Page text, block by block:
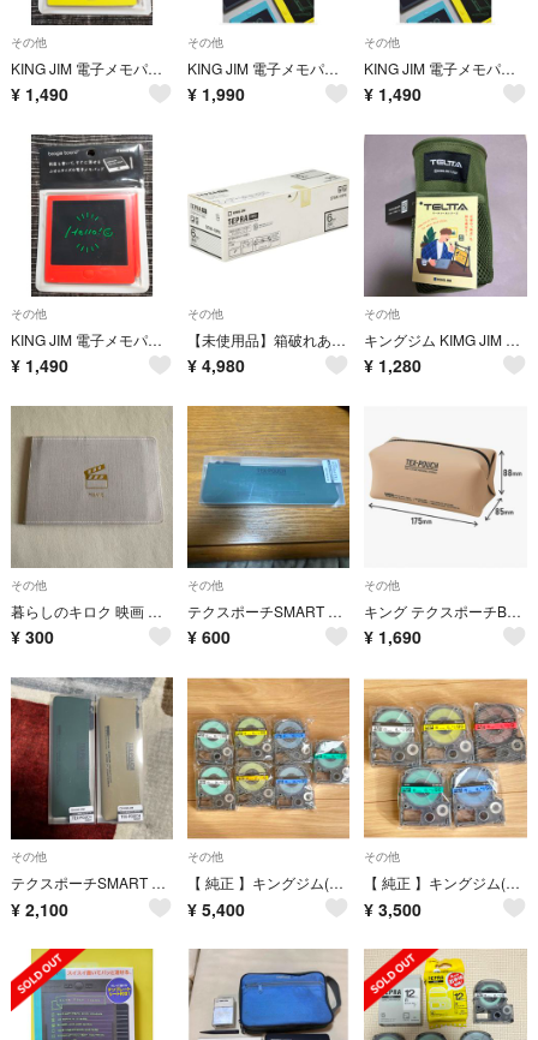
その他
KING JIM 電子メモパッド イエロー
¥ 1,490
その他
KING JIM 電子メモパッド ブルー
¥ 1,990
その他
KING JIM 電子メモパッド イエロー
¥ 1,490
その他
KING JIM 電子メモパッド ORANGE
¥ 1,490
その他
【未使用品】箱破れあり キングジム テプラPROテープカートリッジ エコパック10個入 6mm 透明ラベル/黒文字 長さ8m ST6K-10PN
¥ 4,980
その他
キングジム KIMG JIM TLT030-BK テルッタ マルチポーチ
¥ 1,280
その他
暮らしのキロク 映画 movie 付箋 キングジム 12枚
¥ 300
その他
テクスポーチSMART TXP600-KH
¥ 600
その他
キング テクスポーチBOX TXP500-BE
¥ 1,690
その他
テクスポーチSMART TXP600-BE キングジム
¥ 2,100
その他
【 純正 】キングジム(Kingjim) テプラPROテープカートリッジ
¥ 5,400
その他
【 純正 】キングジム(Kingjim) テプラPROテープカートリッジ
¥ 3,500